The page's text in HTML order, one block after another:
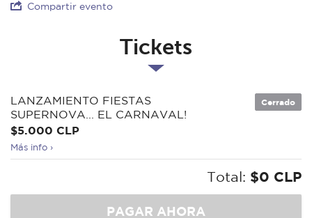
Compartir evento
Tickets
LANZAMIENTO FIESTAS
SUPERNOVA... EL CARNAVAL!
$5.000 CLP
Más info ›
Cerrado
Total: $0 CLP